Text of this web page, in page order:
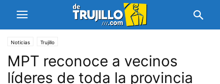
Noticias Trujillo
MPT reconoce a vecinos
líderes de toda la provincia